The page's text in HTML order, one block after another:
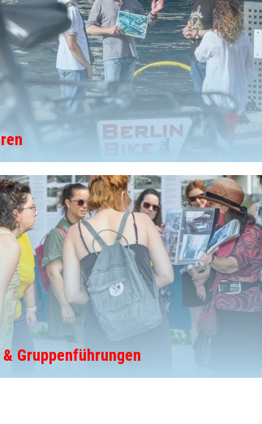
Gruppenführungen